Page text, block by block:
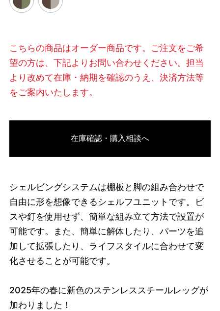
オーク/ホワイト/products/shelving-
system-s-200-2-i?variant=4659178681162460830000
こちらの商品はオーダー商品です。ご注文をご希
望の方は、下記よりお問い合わせください。担当
より改めて在庫・納期を確認のうえ、決済方法等
をご案内いたします。
在庫確認・購入相談へ
シェルビングシステムは棚板と脚の組み合わせで
自由に形を想像できるシェルフユニットです。ビ
スや釘を使用せず、簡単な組み立て方法で設置が
可能です。また、簡単に解体したり、パーツを追
加して拡張したり、ライフスタイルに合わせて変
化させることが可能です。
2025年の春に新色のステンレススチールレッグが
加わりました！